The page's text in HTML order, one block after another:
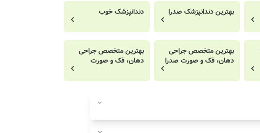
بهترین دندانپزشک صدرا دندانپزشک خوب
بهترین متخصص جراحی
دهان، فک و صورت صدرا
بهترین متخصص جراحی
دهان، فک و صورت